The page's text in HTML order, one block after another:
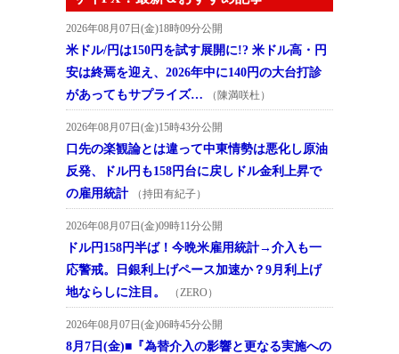
2026年08月07日(金)18時09分公開
米ドル/円は150円を試す展開に!? 米ドル高・円
安は終焉を迎え、2026年中に140円の大台打診
があってもサプライズ…
（陳満咲杜）
2026年08月07日(金)15時43分公開
口先の楽観論とは違って中東情勢は悪化し原油
反発、ドル円も158円台に戻しドル金利上昇で
の雇用統計
（持田有紀子）
2026年08月07日(金)09時11分公開
ドル円158円半ば！今晩米雇用統計→介入も一
応警戒。日銀利上げペース加速か？9月利上げ
地ならしに注目。
（ZERO）
2026年08月07日(金)06時45分公開
8月7日(金)■『為替介入の影響と更なる実施への